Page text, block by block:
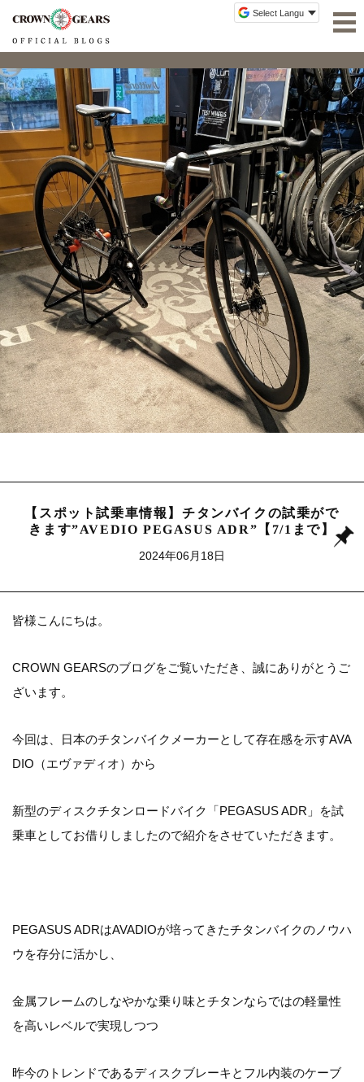
【スポット試乗車情報】チタンバイクの試乗がで
きます”AVEDIO PEGASUS ADR”【7/1まで】
2024年06月18日
皆様こんにちは。
CROWN GEARSのブログをご覧いただき、誠にありがとうご
ざいます。
今回は、日本のチタンバイクメーカーとして存在感を示すAVA
DIO（エヴァディオ）から
新型のディスクチタンロードバイク「PEGASUS ADR」を試
乗車としてお借りしましたので紹介をさせていただきます。
PEGASUS ADRはAVADIOが培ってきたチタンバイクのノウハ
ウを存分に活かし、
金属フレームのしなやかな乗り味とチタンならではの軽量性
を高いレベルで実現しつつ
昨今のトレンドであるディスクブレーキとフル内装のケーブ